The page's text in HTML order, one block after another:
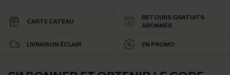
CARTE CATEAU
RETOURS GRATUITS
ABONNÉS
LIVRAISON ÉCLAIR EN PROMO